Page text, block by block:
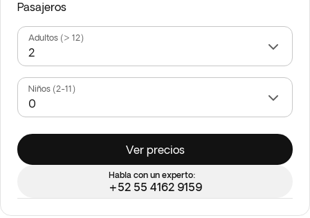
Pasajeros
Adultos (> 12)
Niños (2-11)
Ver precios
Habla con un experto:
+52 55 4162 9159